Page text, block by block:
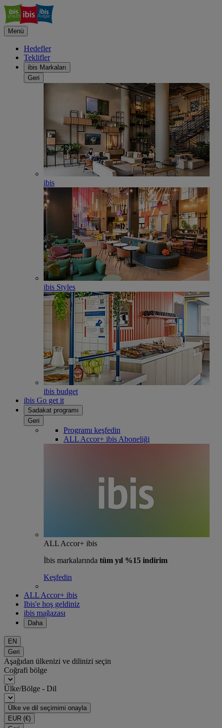
Menü
Hedefler
Teklifler
ibis Markaları
Geri
ibis
ibis Styles
ibis budget
ibis Go get it
Sadakat programı
Geri
Programı keşfedin
ALL Accor+ ibis Aboneliği
ALL Accor+ ibis
İbis markalarında tüm yıl %15 indirim
Keşfedin
ALL Accor+ ibis
Ibis'e hoş geldiniz
ibis mağazası
Daha
EN
Geri
Aşağıdan ülkenizi ve dilinizi seçin
Coğrafi bölge
Ülke/Bölge - Dil
Ülke ve dil seçimimi onayla
EUR (€)